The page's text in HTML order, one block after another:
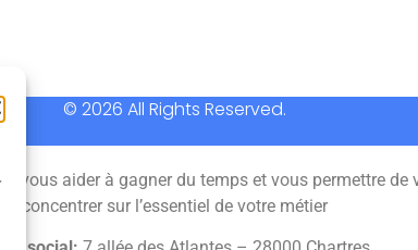
© 2026 All Rights Reserved.
vous aider à gagner du temps et vous permettre de
concentrer sur l’essentiel de votre métier